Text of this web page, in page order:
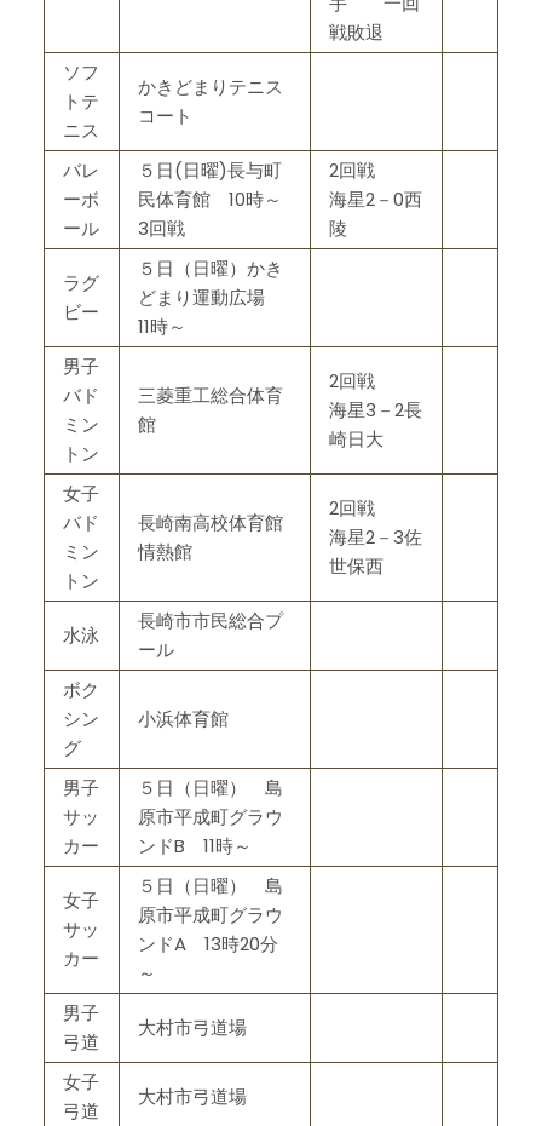
戦敗退
ソフ
トテ
ニス
かきどまりテニス
コート
バレ
ーボ
ール
５日(日曜)長与町
民体育館 10時～
3回戦
2回戦
海星2－0西
陵
ラグ
ビー
５日（日曜）かき
どまり運動広場
11時～
男子
バド
ミン
トン
三菱重工総合体育
館
2回戦
海星3－2長
崎日大
女子
バド
ミン
トン
長崎南高校体育館
情熱館
2回戦
海星2－3佐
世保西
水泳
長崎市市民総合プ
ール
ボク
シン
グ
小浜体育館
男子
サッ
カー
５日（日曜） 島
原市平成町グラウ
ンドB 11時～
女子
サッ
カー
５日（日曜） 島
原市平成町グラウ
ンドA 13時20分
～
男子
弓道
大村市弓道場
女子
弓道
大村市弓道場